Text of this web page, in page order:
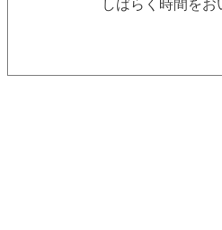
しばらく時間を